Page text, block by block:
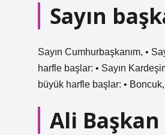
Sayın
Sayın Cumhurbaşkanım, •
harfle başlar: • Sayın
büyük harfle başlar: •
Ali Başkan